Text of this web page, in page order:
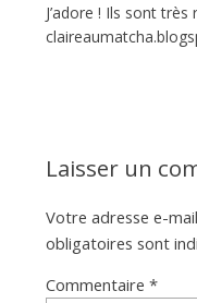
J’adore ! Ils sont très
Laisser un
Votre adresse e-
obligatoires sont
Commentaire *